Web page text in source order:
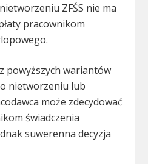
ZFŚS nie ma
pracownikom
powyższych wariantów
nietworzeniu lub
może zdecydować
świadczenia
suwerenna decyzja